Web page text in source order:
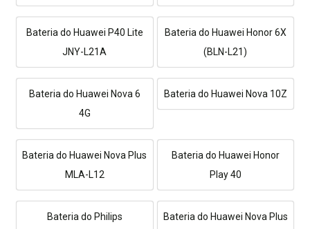
Bateria do Huawei P40 Lite
JNY-L21A
Bateria do Huawei Honor 6X
(BLN-L21)
Bateria do Huawei Nova 6
4G
Bateria do Huawei Nova 10Z
Bateria do Huawei Nova Plus
MLA-L12
Bateria do Huawei Honor
Play 40
Bateria do Philips
Bateria do Huawei Nova Plus